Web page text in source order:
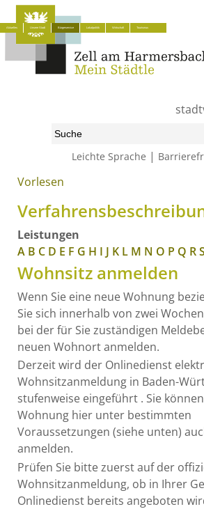
Leichte Sprache |
Aktuelles Unsere Stadt Bürgerservice Lokalpolitik Wirtschaft Tourismus
Start» Bürgerservice »
Vorlesen
Leistungen
A B C D E F G H I J K L M N O P Q RS
Wohnsitz anmelden
Wenn Sie eine neue Wohnung
Sie sich innerhalb von zwei
bei der für Sie zuständigen
neuen Wohnort anmelden.
Derzeit wird der Onlinedienst
Wohnsitzanmeldung in Baden-
stufenweise eingeführt . Sie
Wohnung hier unter bestimmten
Voraussetzungen (siehe unten)
anmelden.
Prüfen Sie bitte zuerst auf der
Wohnsitzanmeldung, ob in Ihrer
Onlinedienst bereits angeboten